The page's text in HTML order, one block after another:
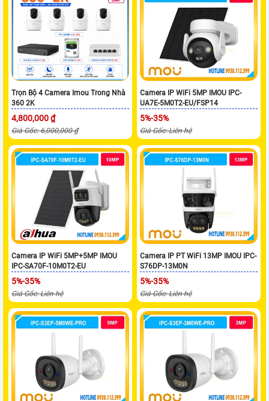
Trọn Bộ 4 Camera Imou Trong Nhà
360 2K
4,800,000 ₫
Giá Gốc: 6,000,000 ₫
Camera IP WiFi 5MP IMOU IPC-
UA7E-5M0T2-EU/FSP14
5%-35%
Giá Gốc: Liên hệ
Camera IP WiFi 5MP+5MP IMOU
IPC-SA70F-10M0T2-EU
5%-35%
Giá Gốc: Liên hệ
Camera IP PT WiFi 13MP IMOU IPC-
S76DP-13M0N
5%-35%
Giá Gốc: Liên hệ